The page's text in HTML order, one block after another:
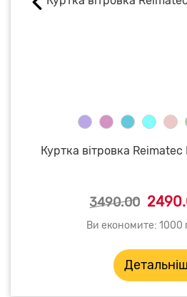
Куртка вітровка
3490.00
Ви економите: 1000